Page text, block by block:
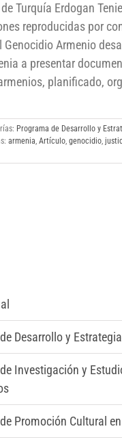
Turquía Erdogan
reproducidas por
Genocidio Armenio
a presentar
planificado,
Programa de Desarrollo y
armenia, Artículo, genocidio,
Desarrollo y
Investigación y
Promoción Cultural en